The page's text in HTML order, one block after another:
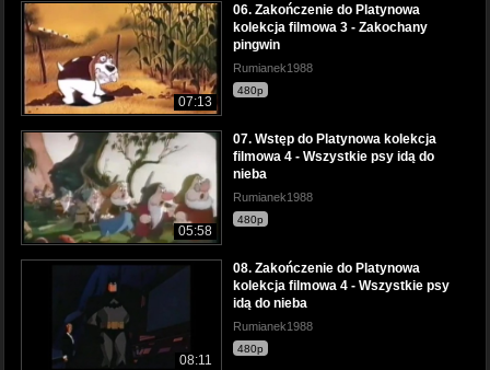
07:13
06. Zakończenie do Platynowa
kolekcja filmowa 3 - Zakochany
pingwin
Rumianek1988
480p
05:58
07. Wstęp do Platynowa kolekcja
filmowa 4 - Wszystkie psy idą do
nieba
Rumianek1988
480p
08:11
08. Zakończenie do Platynowa
kolekcja filmowa 4 - Wszystkie psy
idą do nieba
Rumianek1988
480p